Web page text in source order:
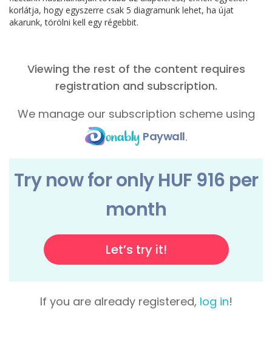
korlátja, hogy egyszerre csak 5 diagramunk lehet, ha újat
akarunk, törölni kell egy régebbit.